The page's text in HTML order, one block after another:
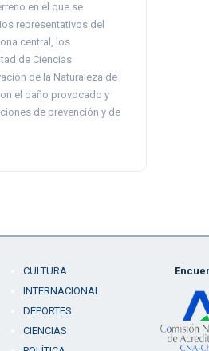
en el que se
representativos del
central, los
de Ciencias
de la Naturaleza de
el daño provocado y
de prevención y de
CULTURA
INTERNACIONAL
DEPORTES
CIENCIAS